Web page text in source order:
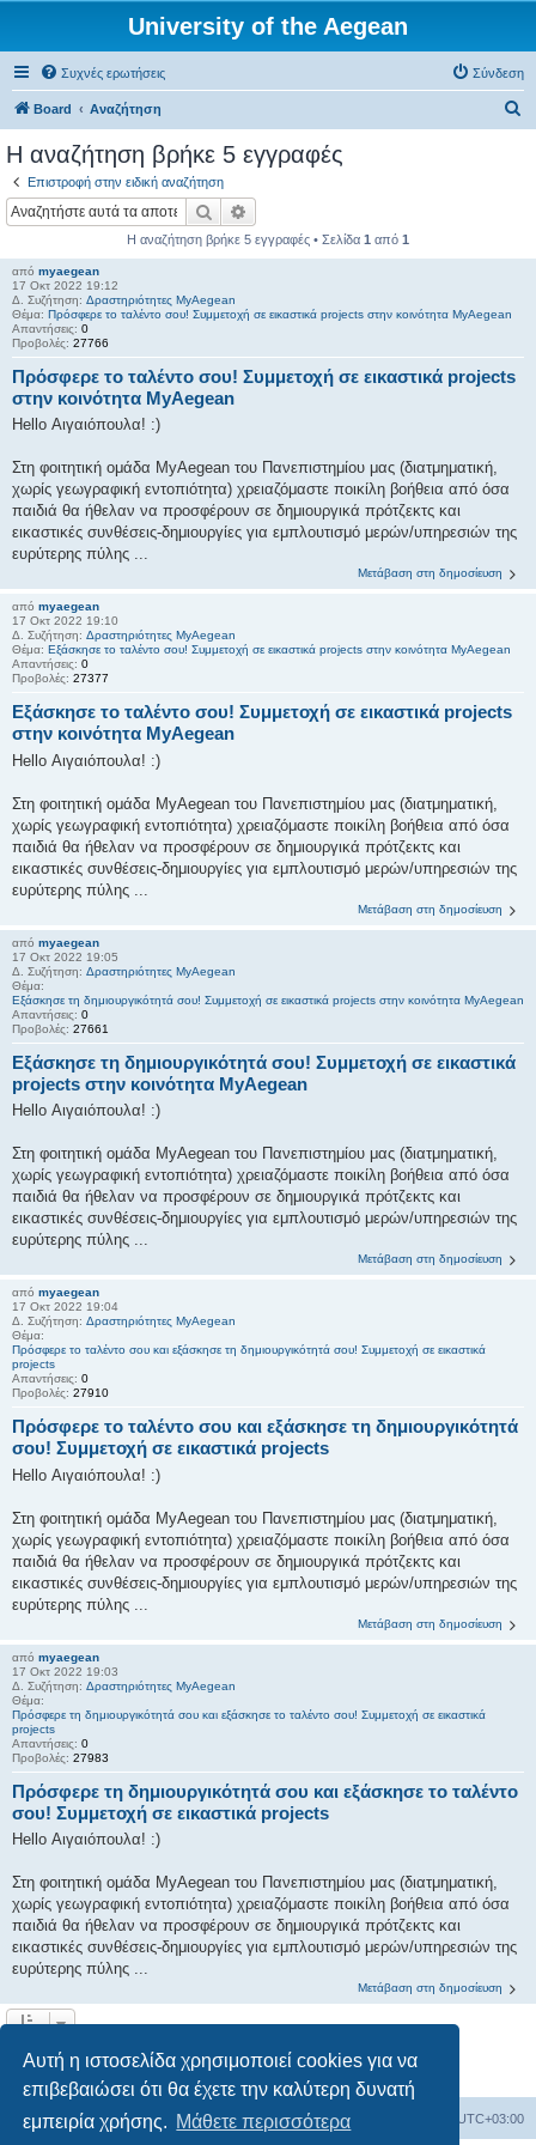
Αυτή η ιστοσελίδα χρησιμοποιεί cookies για να
επιβεβαιώσει ότι θα έχετε την καλύτερη δυνατή
εμπειρία χρήσης. Μάθετε περισσότερα
University of the Aegean
Συχνές ερωτήσεις Σύνδεση
Board Αναζήτηση
Η αναζήτηση βρήκε 5 εγγραφές
Επιστροφή στην ειδική αναζήτηση
Αναζήτηση
Η αναζήτηση βρήκε 5 εγγραφές • Σελίδα 1 από 1
από myaegean
17 Οκτ 2022 19:12
Δ. Συζήτηση: Δραστηριότητες MyAegean
Θέμα: Πρόσφερε το ταλέντο σου! Συμμετοχή σε εικαστικά projects στην κοινότητα MyAegean
Απαντήσεις: 0
Προβολές: 27766
Πρόσφερε το ταλέντο σου! Συμμετοχή σε εικαστικά projects
στην κοινότητα MyAegean
Hello Αιγαιόπουλα! :)
Στη φοιτητική ομάδα MyAegean του Πανεπιστημίου μας (διατμηματική,
χωρίς γεωγραφική εντοπιότητα) χρειαζόμαστε ποικίλη βοήθεια από όσα
παιδιά θα ήθελαν να προσφέρουν σε δημιουργικά πρότζεκτς και
εικαστικές συνθέσεις-δημιουργίες για εμπλουτισμό μερών/υπηρεσιών της
ευρύτερης πύλης ...
Μετάβαση στη δημοσίευση
από myaegean
17 Οκτ 2022 19:10
Δ. Συζήτηση: Δραστηριότητες MyAegean
Θέμα: Εξάσκησε το ταλέντο σου! Συμμετοχή σε εικαστικά projects στην κοινότητα MyAegean
Απαντήσεις: 0
Προβολές: 27377
Εξάσκησε το ταλέντο σου! Συμμετοχή σε εικαστικά projects
στην κοινότητα MyAegean
Hello Αιγαιόπουλα! :)
Στη φοιτητική ομάδα MyAegean του Πανεπιστημίου μας (διατμηματική,
χωρίς γεωγραφική εντοπιότητα) χρειαζόμαστε ποικίλη βοήθεια από όσα
παιδιά θα ήθελαν να προσφέρουν σε δημιουργικά πρότζεκτς και
εικαστικές συνθέσεις-δημιουργίες για εμπλουτισμό μερών/υπηρεσιών της
ευρύτερης πύλης ...
Μετάβαση στη δημοσίευση
από myaegean
17 Οκτ 2022 19:05
Δ. Συζήτηση: Δραστηριότητες MyAegean
Θέμα:
Εξάσκησε τη δημιουργικότητά σου! Συμμετοχή σε εικαστικά projects στην κοινότητα MyAegean
Απαντήσεις: 0
Προβολές: 27661
Εξάσκησε τη δημιουργικότητά σου! Συμμετοχή σε εικαστικά
projects στην κοινότητα MyAegean
Hello Αιγαιόπουλα! :)
Στη φοιτητική ομάδα MyAegean του Πανεπιστημίου μας (διατμηματική,
χωρίς γεωγραφική εντοπιότητα) χρειαζόμαστε ποικίλη βοήθεια από όσα
παιδιά θα ήθελαν να προσφέρουν σε δημιουργικά πρότζεκτς και
εικαστικές συνθέσεις-δημιουργίες για εμπλουτισμό μερών/υπηρεσιών της
ευρύτερης πύλης ...
Μετάβαση στη δημοσίευση
από myaegean
17 Οκτ 2022 19:04
Δ. Συζήτηση: Δραστηριότητες MyAegean
Θέμα:
Πρόσφερε το ταλέντο σου και εξάσκησε τη δημιουργικότητά σου! Συμμετοχή σε εικαστικά
projects
Απαντήσεις: 0
Προβολές: 27910
Πρόσφερε το ταλέντο σου και εξάσκησε τη δημιουργικότητά
σου! Συμμετοχή σε εικαστικά projects
Hello Αιγαιόπουλα! :)
Στη φοιτητική ομάδα MyAegean του Πανεπιστημίου μας (διατμηματική,
χωρίς γεωγραφική εντοπιότητα) χρειαζόμαστε ποικίλη βοήθεια από όσα
παιδιά θα ήθελαν να προσφέρουν σε δημιουργικά πρότζεκτς και
εικαστικές συνθέσεις-δημιουργίες για εμπλουτισμό μερών/υπηρεσιών της
ευρύτερης πύλης ...
Μετάβαση στη δημοσίευση
από myaegean
17 Οκτ 2022 19:03
Δ. Συζήτηση: Δραστηριότητες MyAegean
Θέμα:
Πρόσφερε τη δημιουργικότητά σου και εξάσκησε το ταλέντο σου! Συμμετοχή σε εικαστικά
projects
Απαντήσεις: 0
Προβολές: 27983
Πρόσφερε τη δημιουργικότητά σου και εξάσκησε το ταλέντο
σου! Συμμετοχή σε εικαστικά projects
Hello Αιγαιόπουλα! :)
Στη φοιτητική ομάδα MyAegean του Πανεπιστημίου μας (διατμηματική,
χωρίς γεωγραφική εντοπιότητα) χρειαζόμαστε ποικίλη βοήθεια από όσα
παιδιά θα ήθελαν να προσφέρουν σε δημιουργικά πρότζεκτς και
εικαστικές συνθέσεις-δημιουργίες για εμπλουτισμό μερών/υπηρεσιών της
ευρύτερης πύλης ...
Μετάβαση στη δημοσίευση
Board Όλοι οι χρόνοι είναι UTC+03:00
Διαγραφή cookies